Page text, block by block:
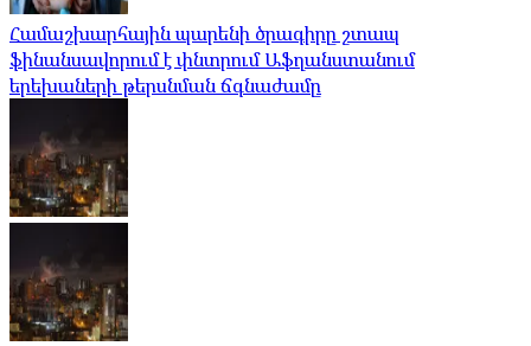
Համաշխարհային պարենի ծրագիրը շտապ
ֆինանսավորում է փնտրում Աֆղանստանում
երեխաների թերսնման ճգնաժամը